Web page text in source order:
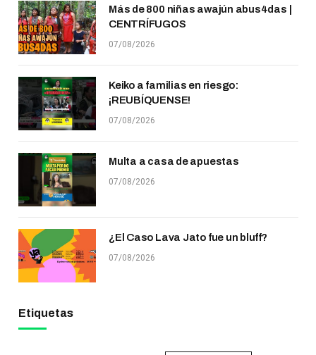
Más de 800 niñas awajún abus4das |
CENTRÍFUGOS
07/08/2026
Keiko a familias en riesgo:
¡REUBÍQUENSE!
07/08/2026
Multa a casa de apuestas
07/08/2026
¿El Caso Lava Jato fue un bluff?
07/08/2026
Etiquetas